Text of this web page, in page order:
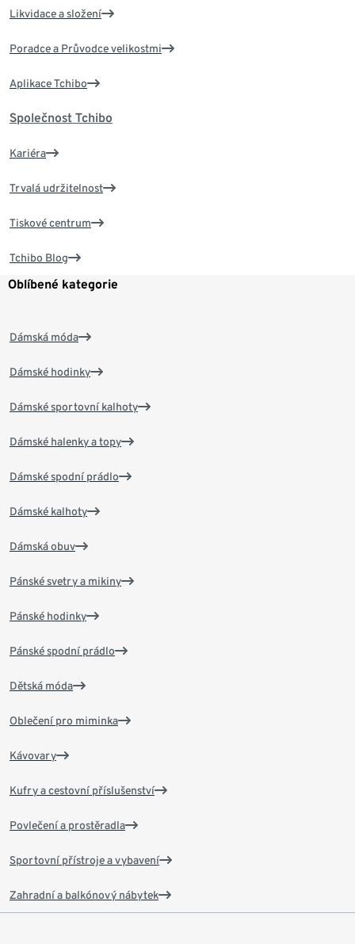
Likvidace a složení
Poradce a Průvodce velikostmi
Aplikace Tchibo
Společnost Tchibo
Kariéra
Trvalá udržitelnost
Tiskové centrum
Tchibo Blog
Oblíbené kategorie
Dámská móda
Dámské hodinky
Dámské sportovní kalhoty
Dámské halenky a topy
Dámské spodní prádlo
Dámské kalhoty
Dámská obuv
Pánské svetry a mikiny
Pánské hodinky
Pánské spodní prádlo
Dětská móda
Oblečení pro miminka
Kávovary
Kufry a cestovní příslušenství
Povlečení a prostěradla
Sportovní přístroje a vybavení
Zahradní a balkónový nábytek